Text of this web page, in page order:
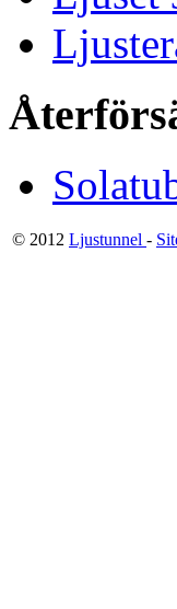
© 2012 Ljustunnel -